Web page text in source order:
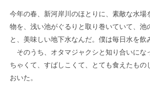
今年の春、新河岸川のほとりに、素敵な水場
物を、浅い池がぐるりと取り巻いていて、池
と、美味しい地下水なんだ。僕は毎日水を飲
そのうち、オタマジャクシと知り合いにな
ちゃくて、すばしこくて、とても食えたもの
おいた。